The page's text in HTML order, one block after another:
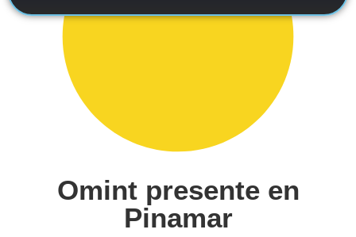
Omint presente en
Pinamar